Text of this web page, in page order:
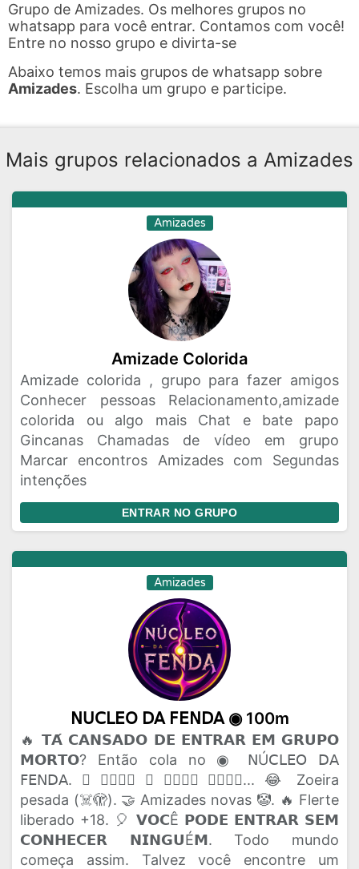
Grupo de Amizades. Os melhores grupos no
whatsapp para você entrar. Contamos com você!
Entre no nosso grupo e divirta-se
Abaixo temos mais grupos de whatsapp sobre
Amizades. Escolha um grupo e participe.
Mais grupos relacionados a Amizades
Amizades
Amizade Colorida
Amizade colorida , grupo para fazer amigos
Conhecer pessoas Relacionamento,amizade
colorida ou algo mais Chat e bate papo
Gincanas Chamadas de vídeo em grupo
Marcar encontros Amizades com Segundas
intenções
ENTRAR NO GRUPO
Amizades
𝖭𝖴𝖢𝖫𝖤𝖮 𝖣𝖠 𝖥𝖤𝖭𝖣𝖠 ◉ 100m
🔥 𝗧𝗔́ 𝗖𝗔𝗡𝗦𝗔𝗗𝗢 𝗗𝗘 𝗘𝗡𝗧𝗥𝗔𝗥 𝗘𝗠 𝗚𝗥𝗨𝗣𝗢
𝗠𝗢𝗥𝗧𝗢? Então cola no ◉ 𝖭Ú𝖢𝖫𝖤𝖮 𝖣𝖠
𝖥𝖤𝖭𝖣𝖠. 🫟 𝗔𝗤𝗨𝗜 𝗢 𝗣𝗔𝗣𝗢 𝗙𝗟𝗨𝗜... 😂 Zoeira
pesada (☠️🫣). 🤝 Amizades novas 🤡. 🔥 Flerte
liberado +18. 🎈 𝗩𝗢𝗖Ê 𝗣𝗢𝗗𝗘 𝗘𝗡𝗧𝗥𝗔𝗥 𝗦𝗘𝗠
𝗖𝗢𝗡𝗛𝗘𝗖𝗘𝗥 𝗡𝗜𝗡𝗚𝗨É𝗠. Todo mundo
começa assim. Talvez você encontre um